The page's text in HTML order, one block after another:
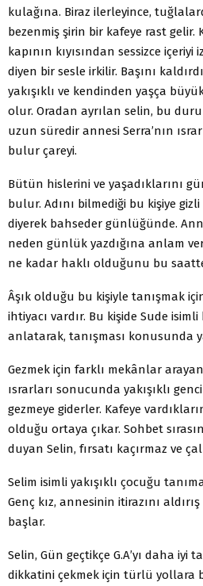
kulağına. Biraz ilerleyince,
bezenmiş şirin bir kafeye rast gelir.
kapının kıyısından sessizce
diyen bir sesle irkilir. Başını
yakışıklı ve kendinden yaşça
olur. Oradan ayrılan selin, bu
uzun süredir annesi Serra’nın
bulur çareyi.
Bütün hislerini ve yaşadıklarını
bulur. Adını bilmediği bu kişiye gizli
diyerek bahseder günlüğünde.
neden günlük yazdığına anlam
ne kadar haklı olduğunu bu
Âşık olduğu bu kişiyle tanışmak
ihtiyacı vardır. Bu kişide Sude
anlatarak, tanışması konusunda
Gezmek için farklı mekânlar
ısrarları sonucunda yakışıklı
gezmeye giderler. Kafeye
olduğu ortaya çıkar. Sohbet
duyan Selin, fırsatı kaçırmaz ve
Selim isimli yakışıklı çocuğu
Genç kız, annesinin itirazını
başlar.
Selin, Gün geçtikçe G.A’yı daha iyi
dikkatini çekmek için türlü yollara